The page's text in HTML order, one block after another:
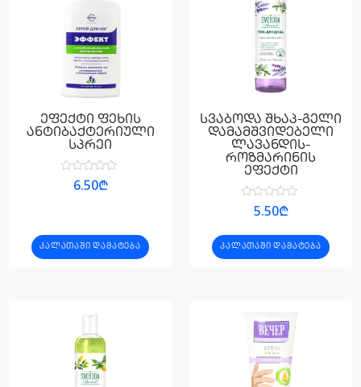
ეფექტი ფეხის
ანტიბაქტერიული
სპრეი
შეფასება
6.50₾
ᲙᲐᲚᲐᲗᲐᲨᲘ ᲓᲐᲛᲐᲢᲔᲑᲐ
სვაბოდა შხაპ-გელი
დამამშვიდებელი
ლავანდის-
როზმარინის
ეფექტი
შეფასება
5-
დან
5.50₾
ᲙᲐᲚᲐᲗᲐᲨᲘ ᲓᲐᲛᲐᲢᲔᲑᲐ